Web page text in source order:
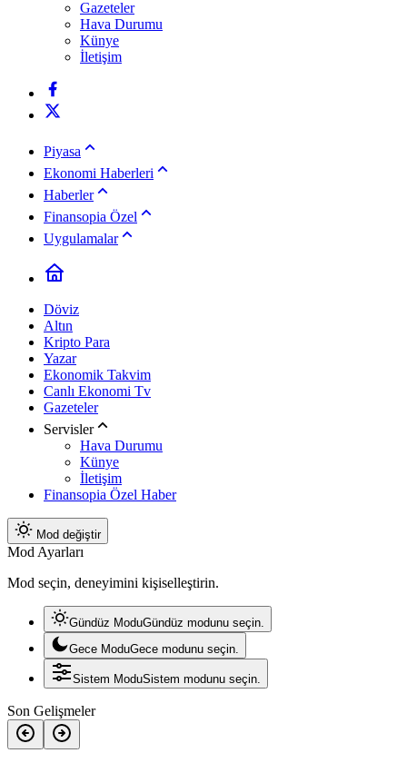
Gazeteler
Hava Durumu
Künye
İletişim
Piyasa
Ekonomi Haberleri
Haberler
Finansopia Özel
Uygulamalar
Döviz
Altın
Kripto Para
Yazar
Ekonomik Takvim
Canlı Ekonomi Tv
Gazeteler
Servisler
Hava Durumu
Künye
İletişim
Finansopia Özel Haber
Mod değiştir
Mod Ayarları
Mod seçin, deneyimini kişiselleştirin.
Gündüz ModuGündüz modunu seçin.
Gece ModuGece modunu seçin.
Sistem ModuSistem modunu seçin.
Son Gelişmeler